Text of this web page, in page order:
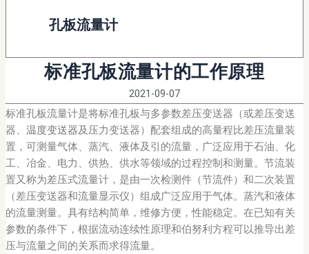
孔板流量计
标准孔板流量计的工作原理
2021-09-07
标准孔板流量计是将标准孔板与多参数差压变送器（或差压变送
器、 温度变送器及压力变送器）配套组成的高量程比差压流量装
置，可测量气体、蒸汽、液体及引的流量，广泛应用于石油、化
工、冶金、电力、供热、供水等领域的过程控制和测量。节流装
置又称为差压式流量计，是由一次检测件（节流件）和二次装置
（差压变送器和流量显示仪）组成广泛应用于气体。蒸汽和液体
的流量测量。具有结构简单，维修方便，性能稳定。在已知有关
参数的条件下，根据流动连续性原理和伯努利方程可以推导出差
压与流量之间的关系而求得流量。